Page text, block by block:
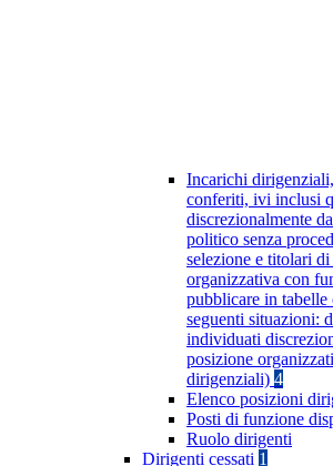
Incarichi
conferiti, ivi inclusi
discrezionalmente
politico senza
selezione e titolari
organizzativa con
pubblicare in tabelle
seguenti situazioni:
individuati
posizione
dirigenziali) 4
Elenco posizioni
Posti di funzione
Ruolo dirigenti
Dirigenti cessati 1